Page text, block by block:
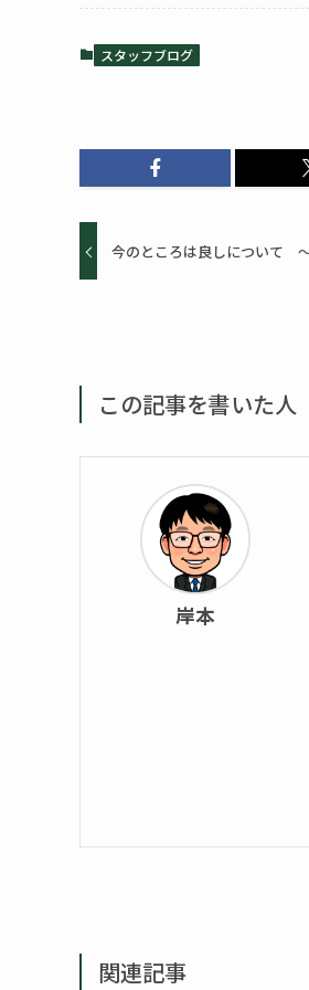
スタッフブログ
今のところは良しについて
この記事を書いた人
岸本
関連記事